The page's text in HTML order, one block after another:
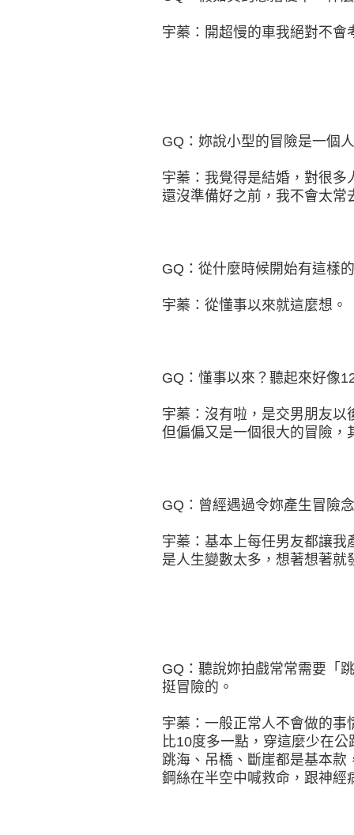
宇蓁：開超慢的車我絕對不
GQ：妳說小型的冒險是一個
宇蓁：我覺得是結婚，對很
還沒準備好之前，我不會太常
GQ：從什麼時候開始有這樣
宇蓁：從懂事以來就這麼想。
GQ：懂事以來？聽起來好像
宇蓁：沒有啦，是交男朋友
但偏偏又是一個很大的冒險，
GQ：曾經遇過令妳產生冒險
宇蓁：基本上每任男友都讓
是人生變數太多，想著想著
GQ：聽說妳拍戲常常需要「
挺冒險的。
宇蓁：一般正常人不會做的
比10度多一點，穿這麼少在
跳海、吊橋、斷崖都是基本款
鋼絲在半空中喊救命，跟神經